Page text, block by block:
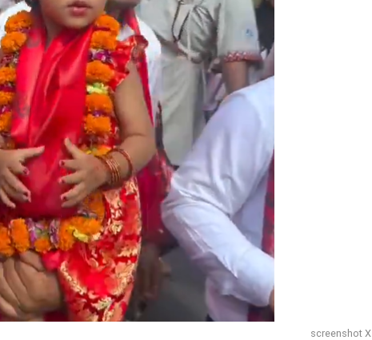
screenshot X